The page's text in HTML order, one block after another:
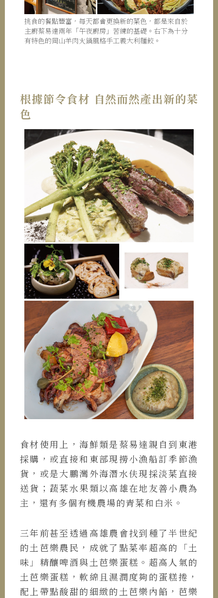
挑食的餐點豐富，每天都會更換新的菜色，都是來自於
主廚蔡易達兩年「午夜廚房」苦練的基礎。右下為十分
有特色的岡山羊肉火鍋風格手工義大利麵餃。
根據節令食材 自然而然產出新的菜
色
食材使用上，海鮮類是蔡易達親自到東港
採購，或直接和東部現撈小漁船訂季節漁
貨，或是大鵬灣外海潛水伕現採淡菜直接
送貨；蔬菜水果類以高雄在地友善小農為
主，還有多個有機農場的青菜和白米。
三年前甚至透過高雄農會找到種了半世紀
的土芭樂農民，成就了點菜率超高的「土
味」精釀啤酒與土芭樂蛋糕。超高人氣的
土芭樂蛋糕，軟綿且濕潤度夠的蛋糕捲，
配上帶點酸甜的細緻的土芭樂內餡，芭樂